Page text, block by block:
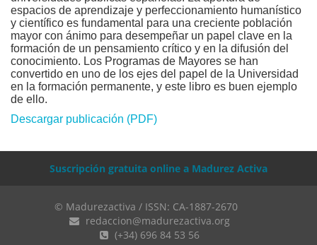
espacios de aprendizaje y perfeccionamiento humanístico
y científico es fundamental para una creciente población
mayor con ánimo para desempeñar un papel clave en la
formación de un pensamiento crítico y en la difusión del
conocimiento. Los Programas de Mayores se han
convertido en uno de los ejes del papel de la Universidad
en la formación permanente, y este libro es buen ejemplo
de ello.
Descargar publicación (PDF)
Suscripción gratuita online a Madurez Activa
© Madurezactiva / ISSN: CA-1887-2670
redaccion@madurezactiva.org
(+34) 696 84 53 56